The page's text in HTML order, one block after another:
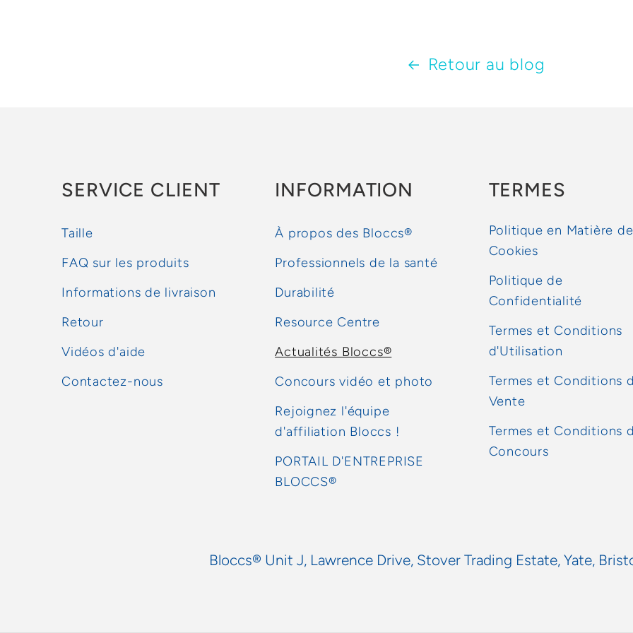
Retour au blog
SERVICE CLIENT
Taille
FAQ sur les produits
Informations de livraison
Retour
Vidéos d'aide
Contactez-nous
INFORMATION
À propos des Bloccs®
Professionnels de la santé
Durabilité
Resource Centre
Actualités Bloccs®
Concours vidéo et photo
Rejoignez l'équipe
d'affiliation Bloccs !
PORTAIL D'ENTREPRISE
BLOCCS®
TERMES
Politique en Matière de
Cookies
Politique de
Confidentialité
Termes et Conditions
d'Utilisation
Termes et Conditions
Vente
Termes et Conditions
Concours
Bloccs® Unit J, Lawrence Drive, Stover Trading Estate, Yate,